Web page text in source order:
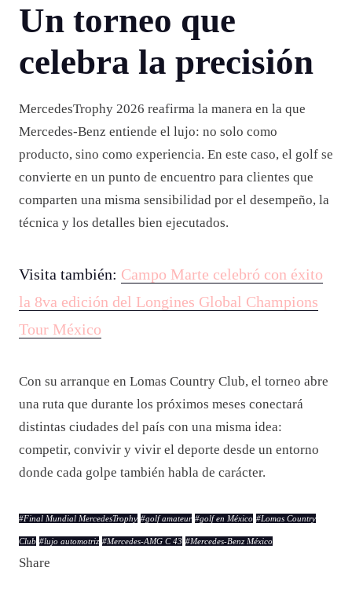
Un torneo que
celebra la precisión
MercedesTrophy 2026 reafirma la manera en la que
Mercedes-Benz entiende el lujo: no solo como
producto, sino como experiencia. En este caso, el golf se
convierte en un punto de encuentro para clientes que
comparten una misma sensibilidad por el desempeño, la
técnica y los detalles bien ejecutados.
Visita también: Campo Marte celebró con éxito
la 8va edición del Longines Global Champions
Tour México
Con su arranque en Lomas Country Club, el torneo abre
una ruta que durante los próximos meses conectará
distintas ciudades del país con una misma idea:
competir, convivir y vivir el deporte desde un entorno
donde cada golpe también habla de carácter.
#Final Mundial MercedesTrophy #golf amateur #golf en México #Lomas Country
Club #lujo automotriz #Mercedes-AMG C 43 #Mercedes-Benz México
Share